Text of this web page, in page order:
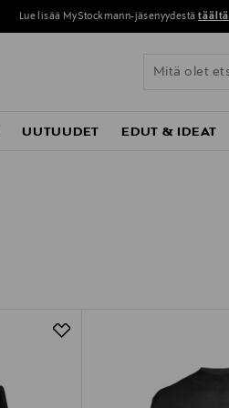
Lue lisää MyStockmann-jäsenyydestä täältä
UUTUUDET EDUT & IDEAT